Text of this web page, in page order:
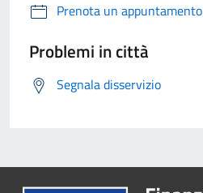
Prenota un appuntamento
Problemi in città
Segnala disservizio